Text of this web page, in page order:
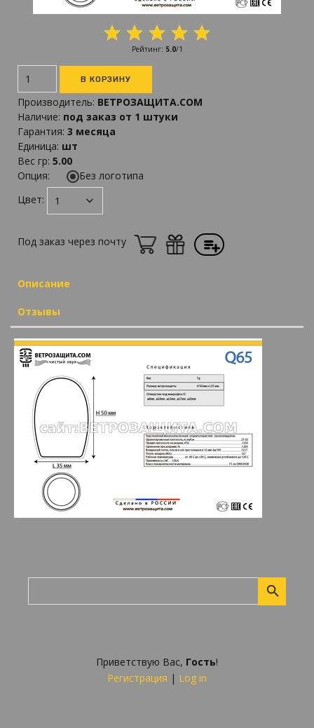
Приветствую Вас, Гость!
Регистрация | Log in
Рейтинг: 5.0/1
Производитель: ВЕТРОЗАЩИТА.COM
Наличие: под заказ от 1 штуки
Гарантия: 3 месяца
Единица: шт
Вес гр: 5.00
Опция:
Без логотипа
Цвет:
Под заказ через почту
Описание
Отзывы